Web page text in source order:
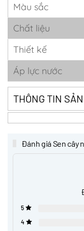
Màu sắc
Chất liệu
Thiết kế
Áp lực nước
THÔNG TIN
Đánh giá Sen cây
5
4